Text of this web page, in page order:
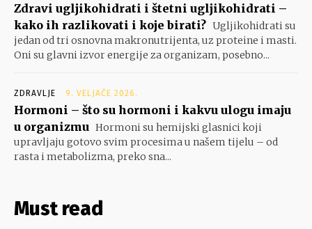
Zdravi ugljikohidrati i štetni ugljikohidrati –
kako ih razlikovati i koje birati? Ugljikohidrati su
jedan od tri osnovna makronutrijenta, uz proteine i masti.
Oni su glavni izvor energije za organizam, posebno...
ZDRAVLJE 9. VELJAČE 2026.
Hormoni – što su hormoni i kakvu ulogu imaju
u organizmu Hormoni su hemijski glasnici koji
upravljaju gotovo svim procesima u našem tijelu – od
rasta i metabolizma, preko sna...
Must read